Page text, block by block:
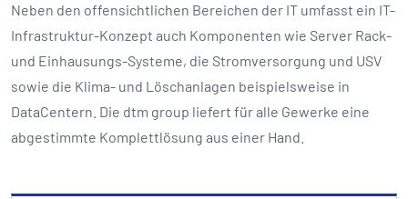
Neben den offensichtlichen Bereichen der IT umfasst ein IT-
Infrastruktur-Konzept auch Komponenten wie Server Rack-
und Einhausungs-Systeme, die Stromversorgung und USV
sowie die Klima- und Löschanlagen beispielsweise in
DataCentern. Die dtm group liefert für alle Gewerke eine
abgestimmte Komplettlösung aus einer Hand.